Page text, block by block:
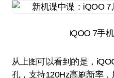
iQOO 7手
从上图可以看到的是，
孔，支持120Hz高刷新率，